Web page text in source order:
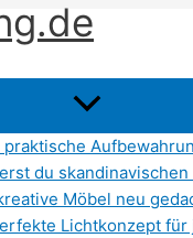
du
Möbel neu
Lichtkonzept